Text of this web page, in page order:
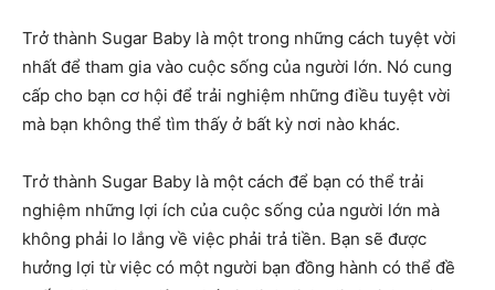
Trở thành Sugar Baby là một trong những cách tuyệt vời
nhất để tham gia vào cuộc sống của người lớn. Nó cung
cấp cho bạn cơ hội để trải nghiệm những điều tuyệt vời
mà bạn không thể tìm thấy ở bất kỳ nơi nào khác.
Trở thành Sugar Baby là một cách để bạn có thể trải
nghiệm những lợi ích của cuộc sống của người lớn mà
không phải lo lắng về việc phải trả tiền. Bạn sẽ được
hưởng lợi từ việc có một người bạn đồng hành có thể đề